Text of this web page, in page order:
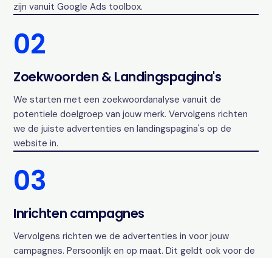
zijn vanuit Google Ads toolbox.
02
Zoekwoorden & Landingspagina's
We starten met een zoekwoordanalyse vanuit de
potentiele doelgroep van jouw merk. Vervolgens richten
we de juiste advertenties en landingspagina's op de
website in.
03
Inrichten campagnes
Vervolgens richten we de advertenties in voor jouw
campagnes. Persoonlijk en op maat. Dit geldt ook voor de